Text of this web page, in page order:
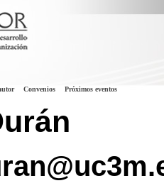
Convenios Próximos eventos